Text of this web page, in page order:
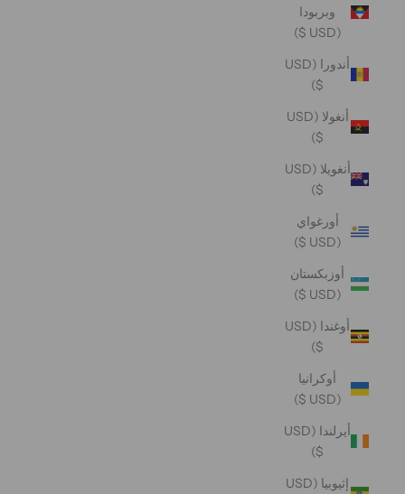
وبربودا
(USD $)
أندورا (USD
$)
أنغولا (USD
$)
أنغويلا (USD
$)
أورغواي
(USD $)
أوزبكستان
(USD $)
أوغندا (USD
$)
أوكرانيا
(USD $)
أيرلندا (USD
$)
إثيوبيا (USD